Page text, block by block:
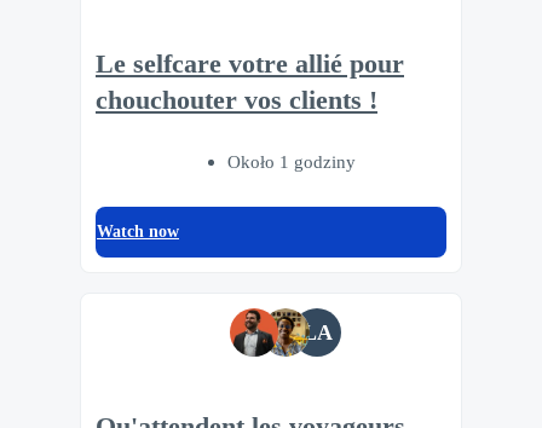
Le selfcare votre allié pour
chouchouter vos clients !
Około 1 godziny
Watch now
LA